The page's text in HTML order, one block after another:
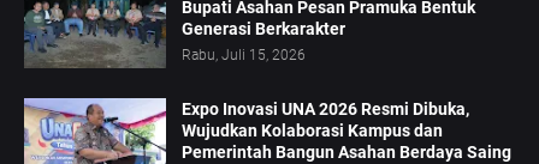
Bupati Asahan Pesan Pramuka Bentuk
Generasi Berkarakter
Rabu, Juli 15, 2026
Expo Inovasi UNA 2026 Resmi Dibuka,
Wujudkan Kolaborasi Kampus dan
Pemerintah Bangun Asahan Berdaya Saing